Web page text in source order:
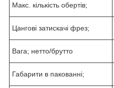
Макс. кількість обертів;
Цангові затискачі фрез;
Вага; нетто/брутто
Габарити в пакованні;